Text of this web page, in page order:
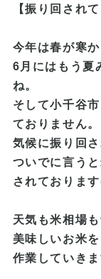
【振り回されて
今年は春が寒
6月にはもう夏
ね。
そして小千谷
ておりません。
気候に振り回
ついでに言う
されておりま
天気も米相場
美味し いお米
作業していき